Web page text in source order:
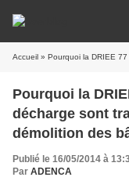
Accueil » Pourquoi la DRIEE 77 n’indique pas
Pourquoi la
décharge sont
démolition des
Publié le 16/05/2014 à
Par ADENCA